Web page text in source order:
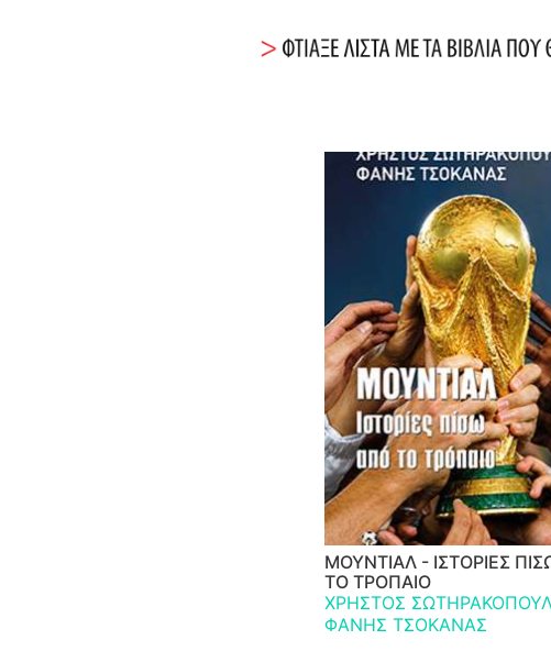
ΜΟΥΝΤΙΑΛ - ΙΣΤΟΡΙΕΣ
ΤΟ ΤΡΟΠΑΙΟ
ΧΡΗΣΤΟΣ
ΦΑΝΗΣ ΤΣΟΚΑΝΑΣ